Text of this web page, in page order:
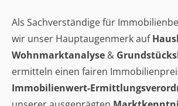
Als Sachverständige für
wir unser Hauptaugenmerk auf
Wohnmarktanalyse &
ermitteln einen fairen
Immobilienwert-